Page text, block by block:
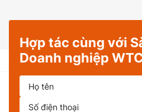
Hợp tác cùng với
Doanh nghiệp